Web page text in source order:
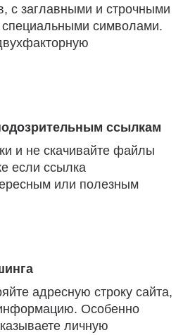
с заглавными и строчными
символами.
ссылкам
и не скачивайте файлы
если ссылка
или полезным
адресную строку сайта,
Особенно
личную